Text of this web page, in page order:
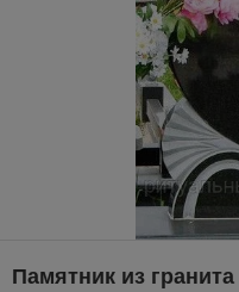
Памятник из